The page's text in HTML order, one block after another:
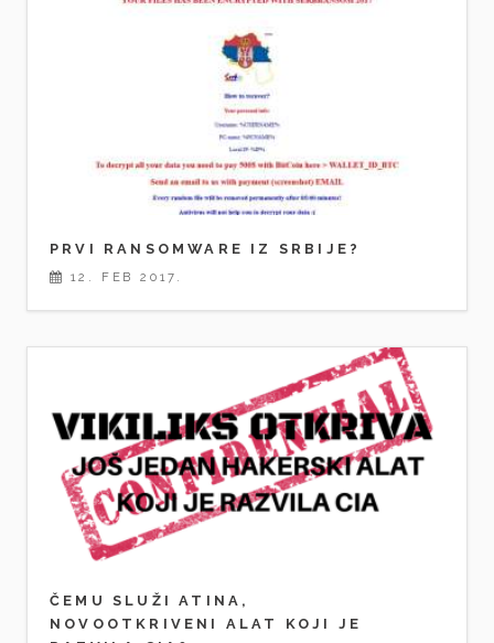
PRVI RANSOMWARE IZ SRBIJE?
12. FEB 2017.
ČEMU SLUŽI ATINA,
NOVOOTKRIVENI ALAT KOJI JE